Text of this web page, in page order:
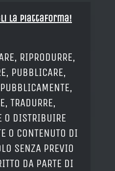
la piattaforma!
RIPRODURRE,
PUBBLICARE,
TRADURRE,
O DISTRIBUIRE
O CONTENUTO DI
SENZA PREVIO
DA PARTE DI